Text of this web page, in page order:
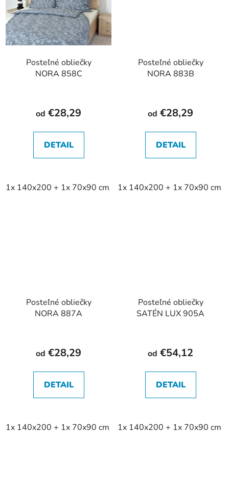
Posteľné obliečky
NORA 858C
od €28,29
DETAIL
1x 140x200 + 1x 70x90 cm 2+2 140x200+70x90 cm
Posteľné obliečky
NORA 883B
od €28,29
DETAIL
1x 140x200 + 1x 70x90 cm
Posteľné obliečky
NORA 887A
od €28,29
DETAIL
1x 140x200 + 1x 70x90 cm 2x 140x200 + 2x 70x90 cm
Posteľné obliečky
SATÉN LUX 905A
od €54,12
DETAIL
1x 140x200 + 1x 70x90 cm